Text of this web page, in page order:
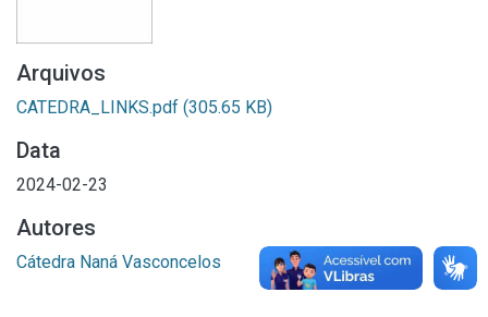
Arquivos
CATEDRA_LINKS.pdf (305.65 KB)
Data
2024-02-23
Autores
Cátedra Naná Vasconcelos